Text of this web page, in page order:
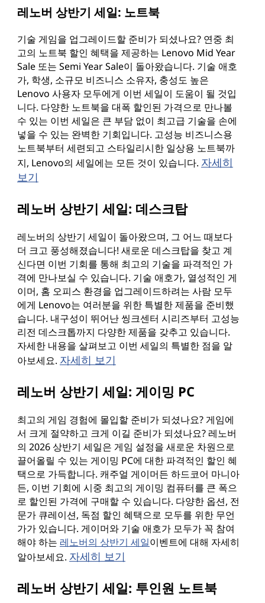
레노버 상반기 세일: 노트북
기술 게임을 업그레이드할 준비가 되셨나요? 연중 최
고의 노트북 할인 혜택을 제공하는 Lenovo Mid Year
Sale 또는 Semi Year Sale이 돌아왔습니다. 기술 애호
가, 학생, 소규모 비즈니스 소유자, 충성도 높은
Lenovo 사용자 모두에게 이번 세일이 도움이 될 것입
니다. 다양한 노트북을 대폭 할인된 가격으로 만나볼
수 있는 이번 세일은 큰 부담 없이 최고급 기술을 손에
넣을 수 있는 완벽한 기회입니다. 고성능 비즈니스용
노트북부터 세련되고 스타일리시한 일상용 노트북까
지, Lenovo의 세일에는 모든 것이 있습니다. 자세히
보기
레노버 상반기 세일: 데스크탑
레노버의 상반기 세일이 돌아왔으며, 그 어느 때보다
더 크고 풍성해졌습니다! 새로운 데스크탑을 찾고 계
신다면 이번 기회를 통해 최고의 기술을 파격적인 가
격에 만나보실 수 있습니다. 기술 애호가, 열성적인 게
이머, 홈 오피스 환경을 업그레이드하려는 사람 모두
에게 Lenovo는 여러분을 위한 특별한 제품을 준비했
습니다. 내구성이 뛰어난 씽크센터 시리즈부터 고성능
리전 데스크톱까지 다양한 제품을 갖추고 있습니다.
자세한 내용을 살펴보고 이번 세일의 특별한 점을 알
아보세요. 자세히 보기
레노버 상반기 세일: 게이밍 PC
최고의 게임 경험에 몰입할 준비가 되셨나요? 게임에
서 크게 절약하고 크게 이길 준비가 되셨나요? 레노버
의 2026 상반기 세일은 게임 설정을 새로운 차원으로
끌어올릴 수 있는 게이밍 PC에 대한 파격적인 할인 혜
택으로 가득합니다. 캐주얼 게이머든 하드코어 마니아
든, 이번 기회에 시중 최고의 게이밍 컴퓨터를 큰 폭으
로 할인된 가격에 구매할 수 있습니다. 다양한 옵션, 전
문가 큐레이션, 독점 할인 혜택으로 모두를 위한 무언
가가 있습니다. 게이머와 기술 애호가 모두가 꼭 참여
해야 하는 레노버의 상반기 세일이벤트에 대해 자세히
알아보세요. 자세히 보기
레노버 상반기 세일: 투인원 노트북